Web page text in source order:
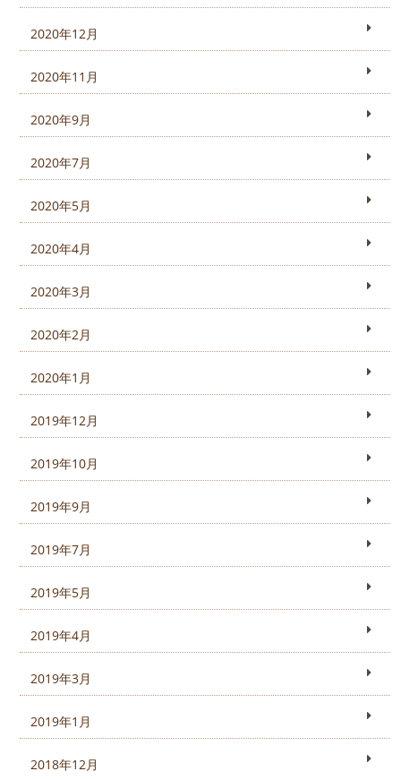
2020年12月
2020年11月
2020年9月
2020年7月
2020年5月
2020年4月
2020年3月
2020年2月
2020年1月
2019年12月
2019年10月
2019年9月
2019年7月
2019年5月
2019年4月
2019年3月
2019年1月
2018年12月